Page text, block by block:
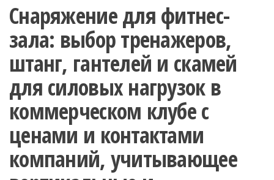
Снаряжение для фитнес-
зала: выбор тренажеров,
штанг, гантелей и скамей
для силовых нагрузок в
коммерческом клубе с
ценами и контактами
компаний, учитывающее